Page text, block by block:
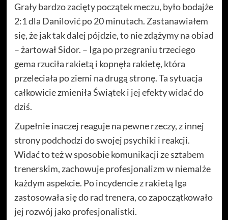
Grały bardzo zacięty początek meczu, było bodajże
2:1 dla Danilović po 20 minutach. Zastanawiałem
się, że jak tak dalej pójdzie, to nie zdążymy na obiad
– żartował Sidor. – Iga po przegraniu trzeciego
gema rzuciła rakietą i kopnęła rakietę, która
przeleciała po ziemi na drugą stronę. Ta sytuacja
całkowicie zmieniła Świątek i jej efekty widać do
dziś.
Zupełnie inaczej reaguje na pewne rzeczy, z innej
strony podchodzi do swojej psychiki i reakcji.
Widać to też w sposobie komunikacji ze sztabem
trenerskim, zachowuje profesjonalizm w niemalże
każdym aspekcie. Po incydencie z rakietą Iga
zastosowała się do rad trenera, co zapoczątkowało
jej rozwój jako profesjonalistki.